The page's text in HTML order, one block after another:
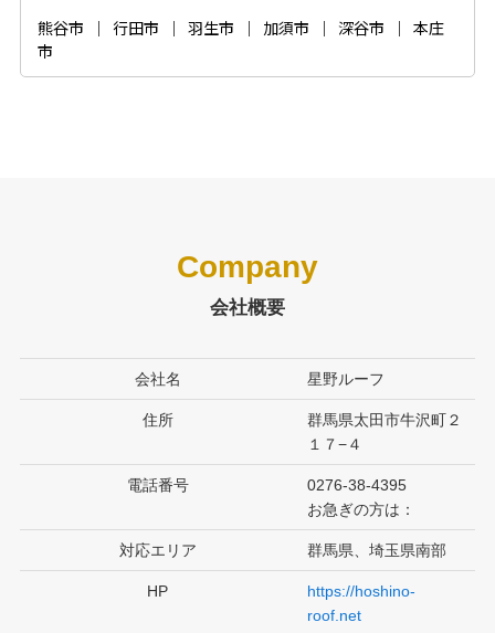
熊谷市 ｜ 行田市 ｜ 羽生市 ｜ 加須市 ｜ 深谷市 ｜ 本庄
市
Company
会社概要
会社名 星野ルーフ
住所
群馬県太田市牛沢町２
１７−４
電話番号
0276-38-4395
お急ぎの方は：
対応エリア 群馬県、埼玉県南部
HP
https://hoshino-
roof.net